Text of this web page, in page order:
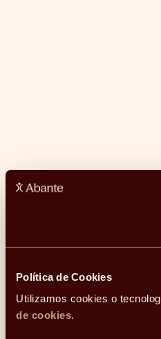
Política de Cookies
Utilizamos cookies o
de cookies.